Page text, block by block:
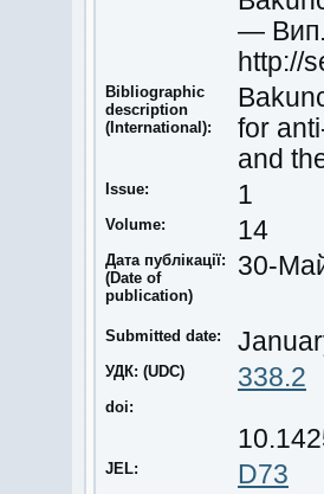
—
http://
Bibliographic
description
(International):
for
and
Issue: 1
Volume: 14
Дата публікації:
(Date of
publication)
30-
Submitted date:
УДК: (UDC)
doi:
338.2
JEL: D73